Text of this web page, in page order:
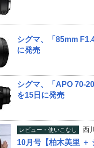
シグマ、「85mm
に発売
シグマ、「APO 70-
を15日に発売
レビュー・使いこなし 西
10月号【柏木美里 ＋